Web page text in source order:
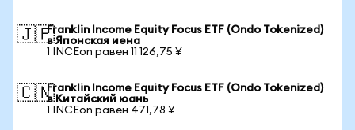
🇯🇵Franklin Income Equity Focus ETF (Ondo Tokenized)
в Японская иена
1 INCEon равен 11 126,75 ¥
🇨🇳Franklin Income Equity Focus ETF (Ondo Tokenized)
в Китайский юань
1 INCEon равен 471,78 ¥